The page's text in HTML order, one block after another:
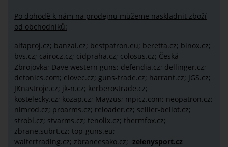
Po dohodě k nám na prodejnu můžeme naskladnit zboží
od obchodníků:
alfaproj.cz; banzai.cz; bestpatron.eu; beretta.cz; binox.cz;
bvs.cz; cairocz.cz; cidpraha.cz; colosus.cz; Česká
Zbrojovka; Dave western guns; defendia.cz; dellinger.cz;
detonics.com; elovec.cz; guns-trade.cz; harrant.cz; JGS.cz;
JKnastroje.cz; jk-n.cz; kerberostrade.cz;
kostelecky.cz; kozap.cz; Mayzus; mpicz.com; neopatron.cz;
nimrod.cz; proarms.cz; reloader.cz; sellier-bellot.cz;
strobl.cz; stvarms.cz; tenolix.cz; thermfox.cz;
zbrane.subrt.cz; top-guns.eu;
waltertrading.cz; zbraneesako.cz; zelenysport.cz